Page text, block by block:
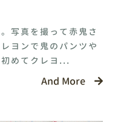
写真を撮って赤鬼さ
ヨンで鬼のパンツや
めてクレヨ...
And More